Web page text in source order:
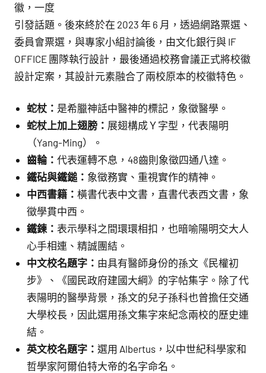
徽，一度
引發話題。後來終於在 2023 年 6 月，透過網路票選、
委員會票選，與專家小組討論後，由文化銀行與 IF
OFFICE 團隊執行設計，最後通過校務會議正式將校徽
設計定案，其設計元素融合了兩校原本的校徽特色。
蛇杖： 是希臘神話中醫神的標記，象徵醫學。
蛇杖上加上翅膀： 展翅構成Ｙ字型，代表陽明
（Yang-Ming）。
齒輪：代表運轉不息，48齒則象徵四通八達。
鐵砧與鐵鎚： 象徵務實、重視實作的精神。
中西書籍：橫書代表中文書，直書代表西文書，象
徵學貫中西。
鐵鍊： 表示學科之間環環相扣，也暗喻陽明交大人
心手相連、精誠團結。
中文校名題字： 由具有醫師身份的孫文《民權初
步》、《國民政府建國大綱》的字帖集字。除了代
表陽明的醫學背景，孫文的兒子孫科也曾擔任交通
大學校長，因此選用孫文集字來紀念兩校的歷史連
結。
英文校名題字：選用 Albertus，以中世紀科學家和
哲學家阿爾伯特大帝的名字命名。